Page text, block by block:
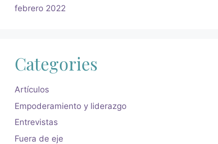
febrero 2022
Categories
Artículos
Empoderamiento y liderazgo
Entrevistas
Fuera de eje